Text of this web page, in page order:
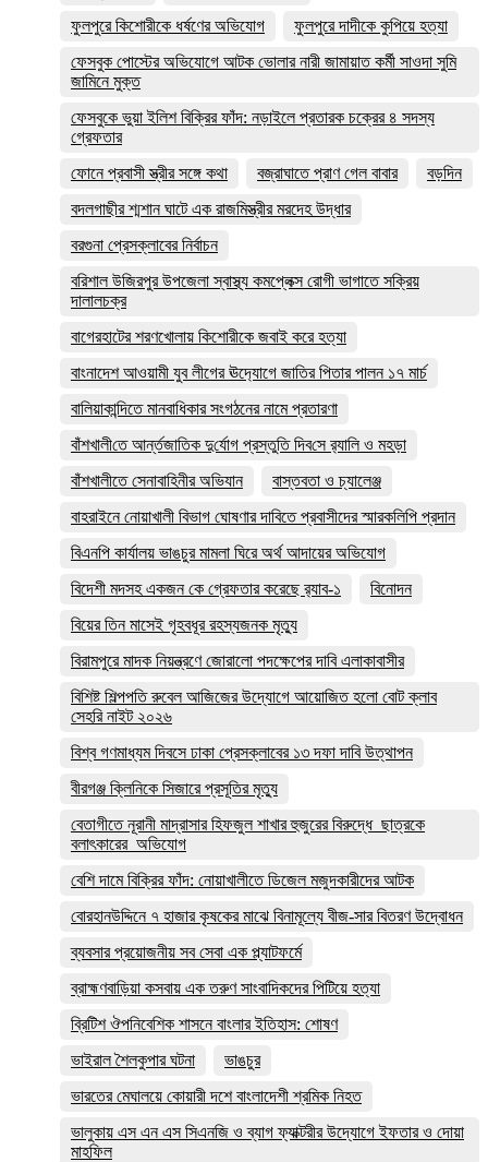
ফুলপুরে কিশোরীকে ধর্ষণের অভিযোগ
ফুলপুরে দাদীকে কুপিয়ে হত্যা
ফেসবুক পোস্টের অভিযোগে আটক ভোলার নারী জামায়াত কর্মী সাওদা সুমি
জামিনে মুক্ত
ফেসবুকে ভুয়া ইলিশ বিক্রির ফাঁদ: নড়াইলে প্রতারক চক্রের ৪ সদস্য
গ্রেফতার
ফোনে প্রবাসী স্ত্রীর সঙ্গে কথা
বজ্রাঘাতে প্রাণ গেল বাবার
বড়দিন
বদলগাছীর শ্মশান ঘাটে এক রাজমিস্ত্রীর মরদেহ উদ্ধার
বরগুনা প্রেসক্লাবের নির্বাচন
বরিশাল উজিরপুর উপজেলা স্বাস্থ্য কমপ্লেক্স রোগী ভাগাতে সক্রিয়
দালালচক্র
বাগেরহাটের শরণখোলায় কিশোরীকে জবাই করে হত্যা
বাংনাদেশ আওয়ামী যুব লীগের ঊদ‍্যোগে জাতির পিতার পালন ১৭ মার্চ
বালিয়াকান্দিতে মানবাধিকার সংগঠনের নামে প্রতারণা
বাঁশখালী‌তে আর্ন্তজা‌তিক দু‌র্যোগ প্রস্তু‌তি দিব‌সে র‌্যালি ও মহড়া
বাঁশখালীতে সেনাবাহিনীর অভিযান
বাস্তবতা ও চ্যালেঞ্জ
বাহরাইনে নোয়াখালী বিভাগ ঘোষণার দাবিতে প্রবাসীদের স্মারকলিপি প্রদান
বিএনপি কার্যালয় ভাঙচুর মামলা ঘিরে অর্থ আদায়ের অভিযোগ
বিদেশী মদসহ একজন কে গ্রেফতার করেছে র‌্যাব-১
বিনোদন
বিয়ের তিন মাসেই গৃহবধূর রহস্যজনক মৃত্যু
বিরামপুরে মাদক নিয়ন্ত্রণে জোরালো পদক্ষেপের দাবি এলাকাবাসীর
বিশিষ্ট শিল্পপতি রুবেল আজিজের উদ্যোগে আয়োজিত হলো বোট ক্লাব
সেহরি নাইট ২০২৬
বিশ্ব গণমাধ্যম দিবসে ঢাকা প্রেসক্লাবের ১৩ দফা দাবি উত্থাপন
বীরগঞ্জ ক্লিনিকে সিজারে প্রসূতির মৃত্যু
বেতাগীতে নূরানী মাদ্রাসার হিফজুল শাখার হুজুরের বিরুদ্ধে ছাত্রকে
বলাৎকারের অভিযোগ
বেশি দামে বিক্রির ফাঁদ: নোয়াখালীতে ডিজেল মজুদকারীদের আটক
বোরহানউদ্দিনে ৭ হাজার কৃষকের মাঝে বিনামূল্যে বীজ-সার বিতরণ উদ্বোধন
ব্যবসার প্রয়োজনীয় সব সেবা এক প্ল্যাটফর্মে
ব্রাহ্মণবাড়িয়া কসবায় এক তরুণ সাংবাদিকদের পিটিয়ে হত্যা
ব্রিটিশ ঔপনিবেশিক শাসনে বাংলার ইতিহাস: শোষণ
ভাইরাল শৈলকুপার ঘটনা
ভাঙচুর
ভারতের মেঘালয়ে কোয়ারী দশে বাংলাদেশী শ্রমিক নিহত
ভালুকায় এস এন এস সিএনজি ও ব্যাগ ফ্যাক্টরীর উদ্যোগে ইফতার ও দোয়া
মাহফিল